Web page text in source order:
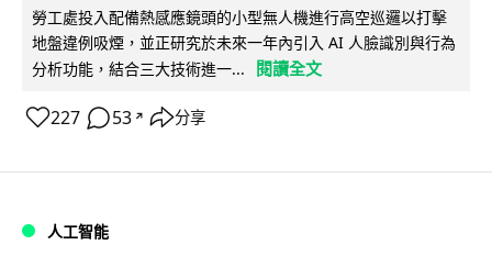
勞工處投入配備熱感應鏡頭的小型無人機進行高空巡邏以打擊
地盤違例吸煙，並正研究於未來一年內引入 AI 人臉識別與行為
分析功能，結合三大技術進一...
閱讀全文
227 53 ↗ 分享
人工智能